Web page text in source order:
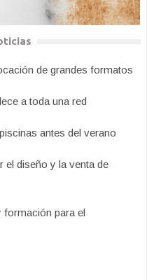
de grandes formatos
a toda una red
antes del verano
el diseño y la venta de
formación para el